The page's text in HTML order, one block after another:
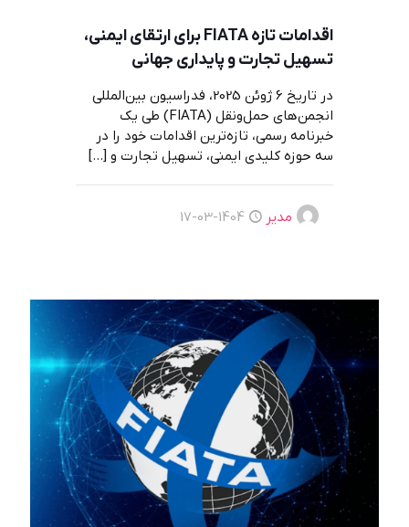
اقدامات تازه FIATA برای ارتقای ایمنی،
تسهیل تجارت و پایداری جهانی
در تاریخ 6 ژوئن 2025، فدراسیون بین‌المللی
انجمن‌های حمل‌ونقل (FIATA) طی یک
خبرنامه رسمی، تازه‌ترین اقدامات خود را در
سه حوزه کلیدی ایمنی، تسهیل تجارت و […]
مدیر 1404-03-17